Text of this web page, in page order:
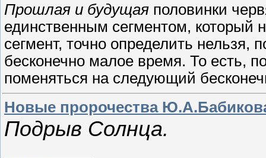
Прошлая и будущая половинки
единственным сегментом, который
сегмент, точно определить
бесконечно малое время. То есть,
поменяться на следующий
Новые пророчества
Подрыв Солнца.